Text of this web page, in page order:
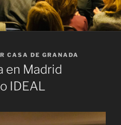
CASA DE GRANADA
en Madrid
IDEAL